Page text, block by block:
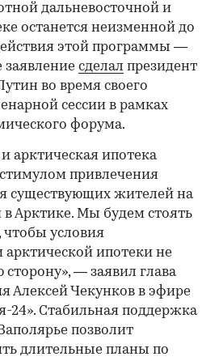
дальневосточной и
останется неизменной до
этой программы —
заявление сделал президент
во время своего
сессии в рамках
форума.
арктическая ипотека
привлечения
существующих жителей на
Арктике. Мы будем стоять
чтобы условия
арктической ипотеки не
— заявил глава
Алексей Чекунков в эфире
24». Стабильная поддержка
позволит
длительные планы по